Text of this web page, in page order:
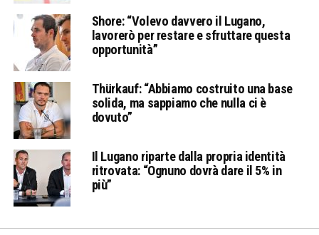
Shore: “Volevo davvero il Lugano,
lavorerò per restare e sfruttare questa
opportunità”
Thürkauf: “Abbiamo costruito una base
solida, ma sappiamo che nulla ci è
dovuto”
Il Lugano riparte dalla propria identità
ritrovata: “Ognuno dovrà dare il 5% in
più”